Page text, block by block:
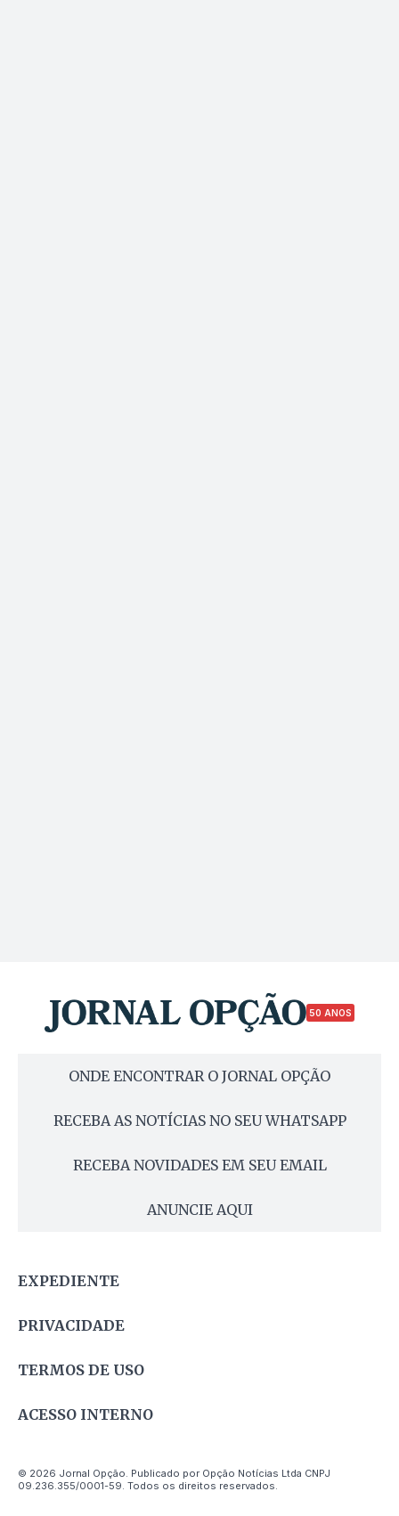
50 ANOS
ONDE ENCONTRAR O JORNAL OPÇÃO
RECEBA AS NOTÍCIAS NO SEU WHATSAPP
RECEBA NOVIDADES EM SEU EMAIL
ANUNCIE AQUI
EXPEDIENTE
PRIVACIDADE
TERMOS DE USO
ACESSO INTERNO
© 2026 Jornal Opção. Publicado por Opção Notícias Ltda CNPJ
09.236.355/0001-59. Todos os direitos reservados.